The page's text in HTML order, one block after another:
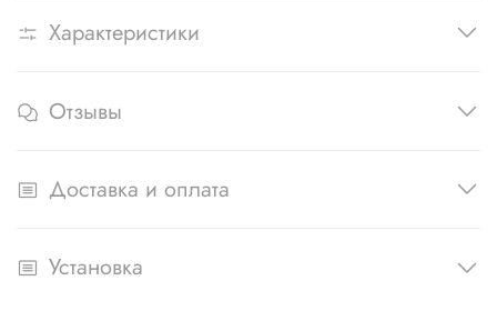
Характеристики
Отзывы
Доставка и оплата
Установка